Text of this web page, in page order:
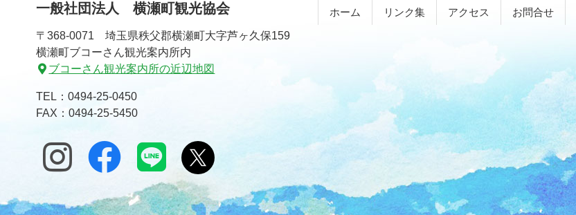
一般社団法人 横瀬町観光協会
〒368-0071 埼玉県秩父郡横瀬町大字芦ヶ久保159
横瀬町ブコーさん観光案内所内
ブコーさん観光案内所の近辺地図
TEL： 0494-25-0450
FAX：0494-25-5450
ホーム リンク集 アクセス お問合せ